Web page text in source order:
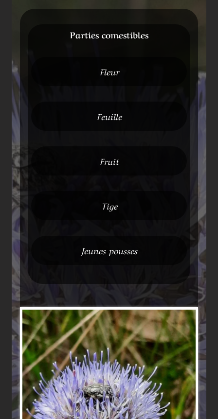
Parties comestibles
Fleur
Feuille
Fruit
Tige
Jeunes pousses